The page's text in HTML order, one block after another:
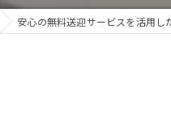
安心の無料送迎サービスを活用し